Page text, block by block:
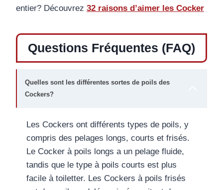
entier? Découvrez 32 raisons d’aimer les Cocker
Questions Fréquentes (FAQ)
Quelles sont les différentes sortes de poils des
Cockers?
Les Cockers ont différents types de poils, y
compris des pelages longs, courts et frisés.
Le Cocker à poils longs a un pelage fluide,
tandis que le type à poils courts est plus
facile à toiletter. Les Cockers à poils frisés